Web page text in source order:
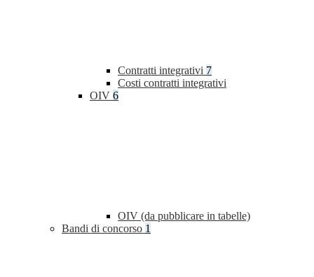
Contratti integrativi 7
Costi contratti integrativi
OIV 6
OIV (da pubblicare in tabelle)
Bandi di concorso 1